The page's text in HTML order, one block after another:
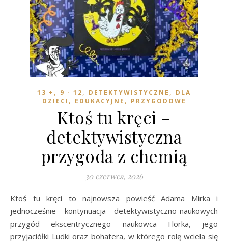
13 + , 9 - 12, DETEKTYWISTYCZNE , DLA
DZIECI , EDUKACYJNE , PRZYGODOWE
Ktoś tu kręci –
detektywistyczna
przygoda z chemią
30 czerwca, 2026
Ktoś tu kręci to najnowsza powieść Adama Mirka i
jednocześnie kontynuacja detektywistyczno-naukowych
przygód ekscentrycznego naukowca Florka, jego
przyjaciółki Ludki oraz bohatera, w którego rolę wciela się